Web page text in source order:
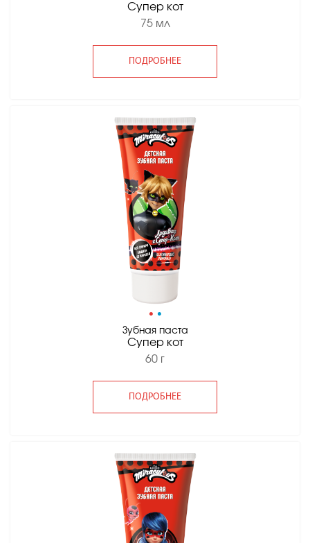
Супер кот
75 мл
ПОДРОБНЕЕ
• •
Зубная паста
Супер кот
60 г
ПОДРОБНЕЕ